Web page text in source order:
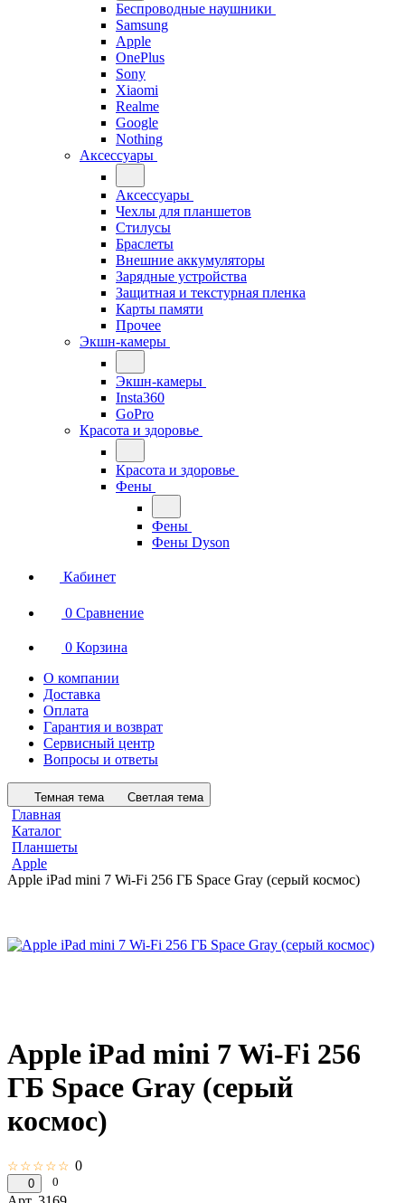
Беспроводные наушники
Samsung
Apple
OnePlus
Sony
Xiaomi
Realme
Google
Nothing
Аксессуары
Аксессуары
Чехлы для планшетов
Стилусы
Браслеты
Внешние аккумуляторы
Зарядные устройства
Защитная и текстурная пленка
Карты памяти
Прочее
Экшн-камеры
Экшн-камеры
Insta360
GoPro
Красота и здоровье
Красота и здоровье
Фены
Фены
Фены Dyson
Кабинет
0 Сравнение
0 Корзина
О компании
Доставка
Оплата
Гарантия и возврат
Сервисный центр
Вопросы и ответы
Темная тема Светлая тема
Главная
Каталог
Планшеты
Apple
Apple iPad mini 7 Wi-Fi 256 ГБ Space Gray (серый космос)
Apple iPad mini 7 Wi-Fi 256
ГБ Space Gray (серый
космос)
☆☆☆☆☆ 0
0 0